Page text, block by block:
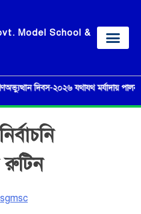
Model School &
দিবস-২০২৬ যথাযথ মর্যাদায় পালন এবং এ
sgmsc